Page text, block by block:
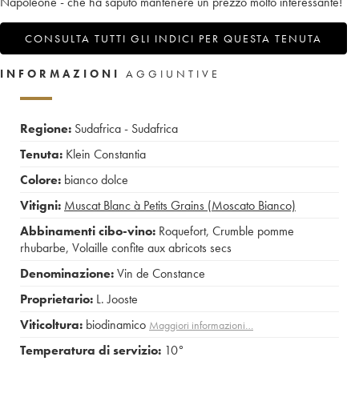
CONSULTA TUTTI GLI INDICI PER QUESTA TENUTA
INFORMAZIONI AGGIUNTIVE
Regione: Sudafrica - Sudafrica
Tenuta: Klein Constantia
Colore: bianco dolce
Vitigni: Muscat Blanc à Petits Grains (Moscato Bianco)
Abbinamenti cibo-vino: Roquefort, Crumble pomme
rhubarbe, Volaille confite aux abricots secs
Denominazione:Vin de Constance
Proprietario: L. Jooste
Viticoltura: biodinamico Maggiori informazioni…
Temperatura di servizio: 10°